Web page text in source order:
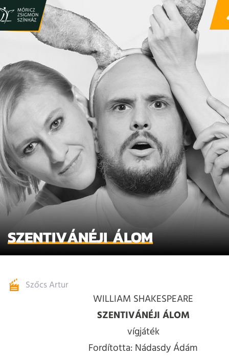
SZENTIVÁNÉJI ÁLOM
Szőcs Artur
WILLIAM SHAKESPEARE
SZENTIVÁNÉJI ÁLOM
vígjáték
Fordította: Nádasdy Ádám